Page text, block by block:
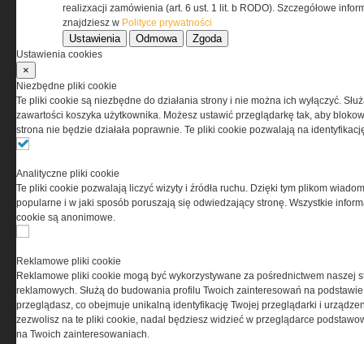
Co zapewni maksymalną
skuteczność po zmroku »
Jak zadbać o stopy w
trudnych warunkach?
realizxacji zamówienia (art. 6 ust. 1 lit. b RODO). Szczegółowe
znajdziesz w Polityce prywatności
Ustawienia Odmowa Zgoda
Ustawienia cookies
×
Niezbędne pliki cookie
Te pliki cookie są niezbędne do działania strony i nie można ich wyłączyć.
zawartości koszyka użytkownika. Możesz ustawić przeglądarkę tak, aby
strona nie będzie działała poprawnie. Te pliki cookie pozwalają na
Analityczne pliki cookie
Te pliki cookie pozwalają liczyć wizyty i źródła ruchu. Dzięki tym plikom
popularne i w jaki sposób poruszają się odwiedzający stronę. Wszystkie
cookie są anonimowe.
Reklamowe pliki cookie
Reklamowe pliki cookie mogą być wykorzystywane za pośrednictwem naszej
reklamowych. Służą do budowania profilu Twoich zainteresowań na
przeglądasz, co obejmuje unikalną identyfikację Twojej przeglądarki i
zezwolisz na te pliki cookie, nadal będziesz widzieć w przeglądarce
na Twoich zainteresowaniach.